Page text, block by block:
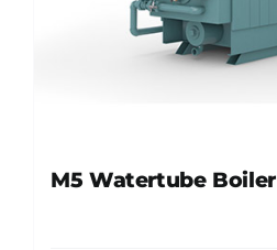
M5 Watertube Boiler